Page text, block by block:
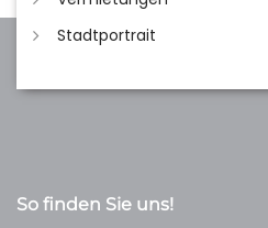
Stadtportrait
So finden Sie uns!